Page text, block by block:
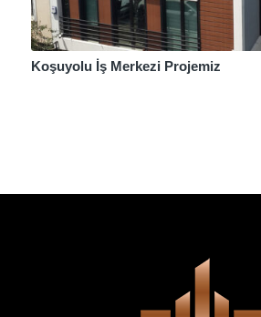
Koşuyolu İş Merkezi Projemiz